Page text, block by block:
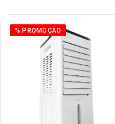
% PROMOÇÃO